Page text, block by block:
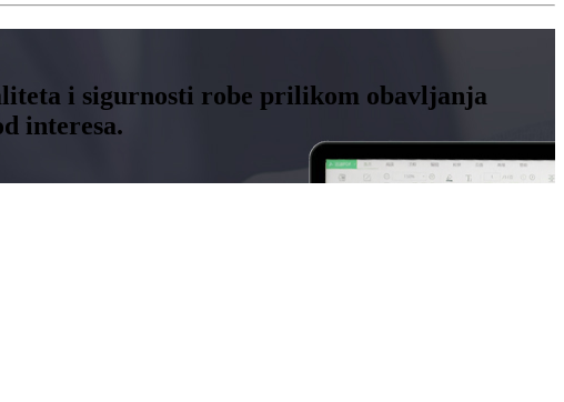
i sigurnosti robe prilikom obavljanja
interesa.